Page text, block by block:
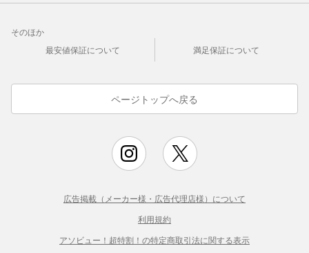
そのほか
最安値保証について
満足保証について
ページトップへ戻る
広告掲載（メーカー様・広告代理店様）について
利用規約
アソビュー！超特割！の特定商取引法に関する表示